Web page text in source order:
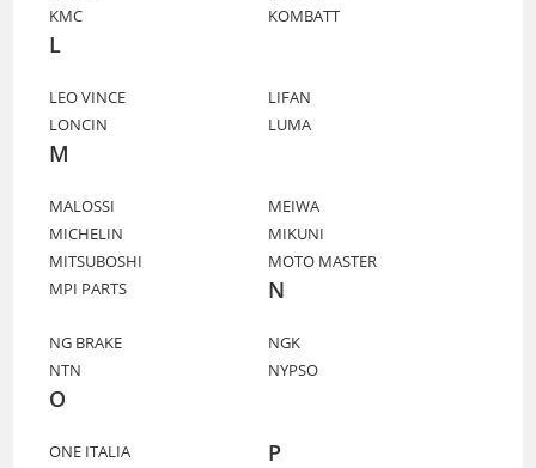
KMC
KOMBATT
L
LEO VINCE
LIFAN
LONCIN
LUMA
M
MALOSSI
MEIWA
MICHELIN
MIKUNI
MITSUBOSHI
MOTO MASTER
MPI PARTS
N
NG BRAKE
NGK
NTN
NYPSO
O
ONE ITALIA P